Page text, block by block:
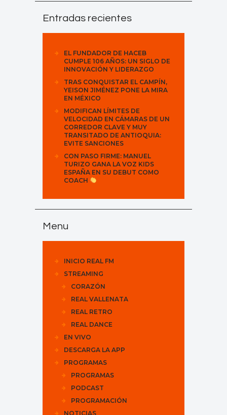
Entradas recientes
EL FUNDADOR DE HACEB
CUMPLE 106 AÑOS: UN SIGLO DE
INNOVACIÓN Y LIDERAZGO
TRAS CONQUISTAR EL CAMPÍN,
YEISON JIMÉNEZ PONE LA MIRA
EN MÉXICO
MODIFICAN LÍMITES DE
VELOCIDAD EN CÁMARAS DE UN
CORREDOR CLAVE Y MUY
TRANSITADO DE ANTIOQUIA:
EVITE SANCIONES
CON PASO FIRME: MANUEL
TURIZO GANA LA VOZ KIDS
ESPAÑA EN SU DEBUT COMO
COACH
Menu
INICIO REAL FM
STREAMING
CORAZÓN
REAL VALLENATA
REAL RETRO
REAL DANCE
EN VIVO
DESCARGA LA APP
PROGRAMAS
PROGRAMAS
PODCAST
PROGRAMACIÓN
NOTICIAS